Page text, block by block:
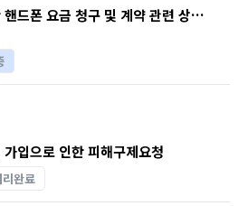
핸드폰 요금 청구 및 계약 관련 상…
입으로 인한 피해구제요청
완료